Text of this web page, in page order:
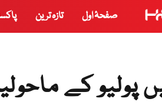
صفحۂ اول تازہ ترین
پولیو کے